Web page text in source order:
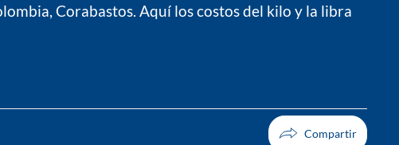
Corabastos. Aquí los costos del kilo y la libra